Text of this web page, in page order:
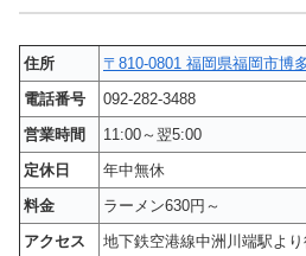
住所
〒810-0801 福岡県福岡市博
電話番号
092-282-3488
営業時間
11:00～翌5:00
定休日
年中無休
料金
ラーメン630円～
アクセス
地下鉄空港線中洲川端駅よ